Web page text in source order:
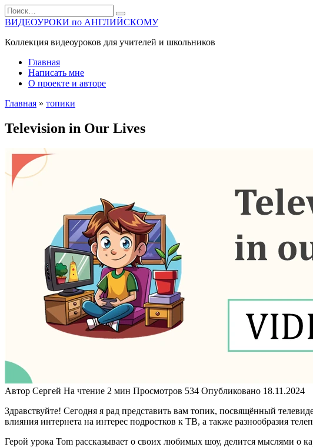
Перейти
к
содержанию
Search
for:
ВИДЕОУРОКИ по АНГЛИЙСКОМУ
Коллекция видеоуроков для учителей и школьников
Главная
Написать мне
О проекте и авторе
Главная » топики
Television in Our Lives
Автор Сергей На чтение 2 мин Просмотров 534 Опубликовано 18.11.2024
Здравствуйте! Сегодня я рад представить вам топик, посвящённый
влияния интернета на интерес подростков к ТВ, а также разнообразия
Герой урока Tom рассказывает о своих любимых шоу, делится мыслями о